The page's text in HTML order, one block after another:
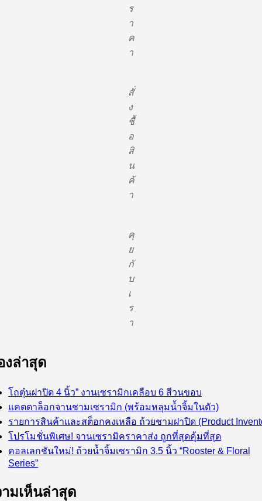
ร
า
ค
า
สั่
ง
ชื้
อ
สิ
น
ค้
า
คุ
ย
กั
บ
เ
ร
า
งล่าสุด
โถตุ๋นฝาปิด 4 นิ้ว” งานเซรามิกเคลือบ 6 สีวนขอบ
แคตตาล็อกจานชามเซรามิก (พร้อมหลุมน้ำจิ้มในตัว)
รายการสินค้าและสต็อกคงเหลือ ถ้วยชามฝาปิด (Product
โปรโมชั่นพิเศษ! จานเซรามิคราคาส่ง ถูกที่สุดคุ้มที่สุด
คอลเลกชันใหม่! ถ้วยน้ำจิ้มเซรามิก 3.5 นิ้ว “Rooster & Floral
Series”
มเห็นล่าสุด